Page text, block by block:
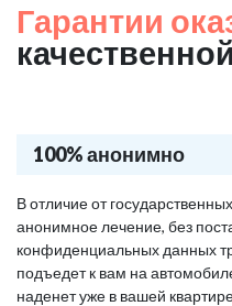
Гарантии
100% анонимно
В отличие от
анонимное лечение, без
конфиденциальных данных
подъедет к вам на
наденет уже в вашей